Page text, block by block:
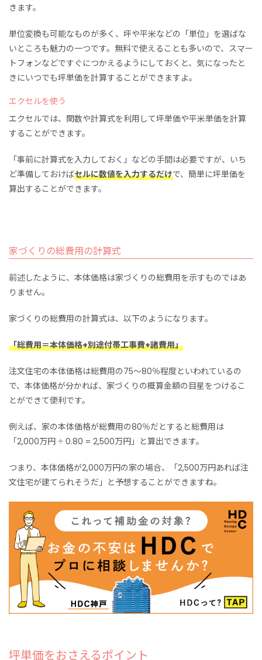
きます。
単位変換も可能なものが多く、坪や平米などの「単位」を選ばな
いところも魅力の一つです。無料で使えることも多いので、スマー
トフォンなどですぐにつかえるようにしておくと、気になったと
きにいつでも坪単価を計算することができますよ。
エクセルを使う
エクセルでは、関数や計算式を利用して坪単価や平米単価を計算
することができます。
「事前に計算式を入力しておく」などの手間は必要ですが、いち
ど準備しておけばセルに数値を入力するだけで、簡単に坪単価を
算出することができます。
家づくりの総費用の計算式
前述したように、本体価格は家づくりの総費用を示すものではあ
りません。
家づくりの総費用の計算式は、以下のようになります。
「総費用＝本体価格+別途付帯工事費+諸費用」
注文住宅の本体価格は総費用の75～80％程度といわれているの
で、本体価格が分かれば、家づくりの概算金額の目星をつけるこ
とができて便利です。
例えば、 家の本体価格が総費用の80％だとすると総費用は
「2,000万円 ÷ 0.80 = 2,500万円」と算出できます。
つまり、本体価格が2,000万円の家の場合、「2,500万円あれば注
文住宅が建てられそうだ」と予想することができますね。
坪単価をおさえるポイント